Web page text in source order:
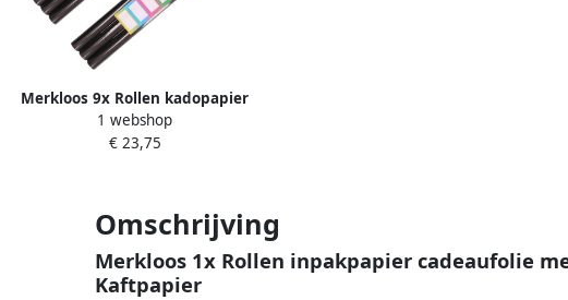
Merkloos 9x Rollen kadopapier
kaftpapier zwart met etikettten 200 x
70 cm Kaftpapier
1 webshop
€ 23,75
Omschrijving
Merkloos 1x Rollen inpakpapier cadeaufolie
Kaftpapier